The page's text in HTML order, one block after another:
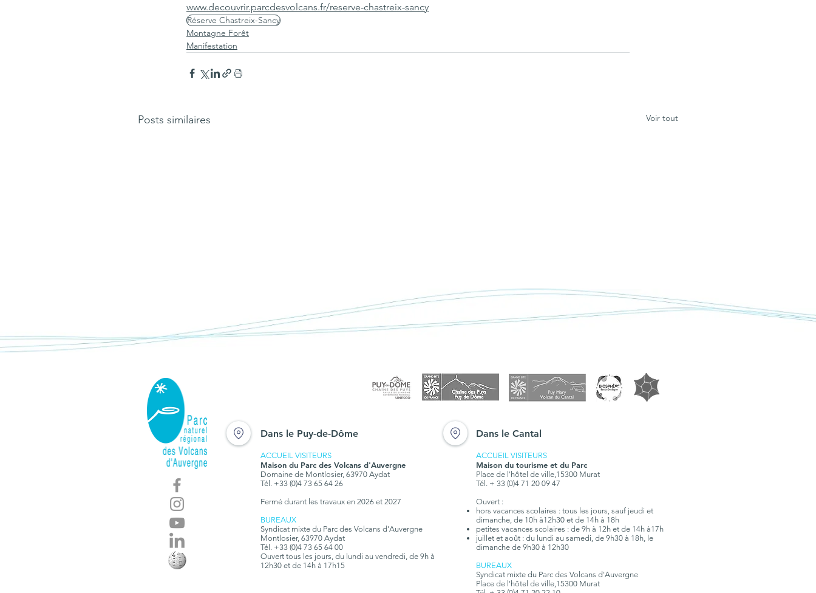
www.decouvrir.parcdesvolcans.fr/reserve-chastreix-sancy
Réserve Chastreix-Sancy
Montagne Forêt
Manifestation
Posts similaires Voir tout
La lettre 2023 de la
réserve de Chastreix-
Sancy est arrivée
Fête de la Réserve
Chastreix-Sancy, les 1er et
2 juillet 2023
< Retour à "Actualités"
Dans le Puy-de-Dôme
ACCUEIL VISITEURS
Maison du Parc des Volcans d'Auvergne
Domaine de Montlosier, 63970 Aydat
Tél. +33 (0)4 73 65 64 26
Fermé durant les travaux en 2026 et 2027
BUREAUX
Syndicat mixte du Parc des Volcans d'Auvergne
Montlosier, 63970 Aydat
Tél. +33 (0)4 73 65 64 00
Ouvert tous les jours, du lundi au vendredi, de 9h à
12h30 et de 14h à 17h15
Dans le Cantal
ACCUEIL VISITEURS
Maison du tourisme et du Parc
Place de l'hôtel de ville,15300 Murat
Tél. + 33 (0)4 71 20 09 47
Ouvert :
hors vacances scolaires : tous les jours, sauf jeudi et
dimanche, de 10h à12h30 et de 14h à 18h
petites vacances scolaires : de 9h à 12h et de 14h à17h
juillet et août : du lundi au samedi, de 9h30 à 18h, le
dimanche de 9h30 à 12h30
BUREAUX
Syndicat mixte du Parc des Volcans d'Auvergne
Place de l'hôtel de ville,15300 Murat